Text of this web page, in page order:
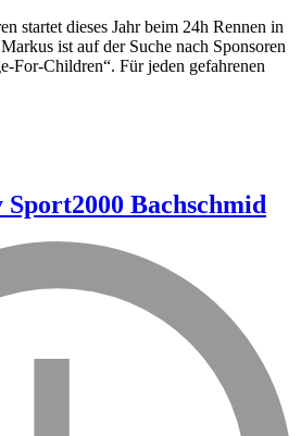
startet dieses Jahr beim 24h Rennen in
ist auf der Suche nach Sponsoren
For-Children“. Für jeden gefahrenen
Bachschmid